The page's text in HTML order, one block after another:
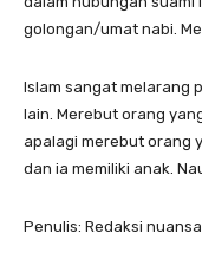
golongan/umat nabi.
Islam sangat melarang
lain. Merebut orang
apalagi merebut orang
dan ia memiliki anak.
Penulis: Redaksi